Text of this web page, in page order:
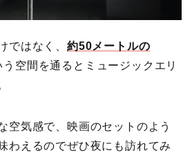
ではなく、 約50メートルの
う空間を通るとミュージックエリ
空気感で、映画のセットのよう
わえるのでぜひ夜にも訪れてみ